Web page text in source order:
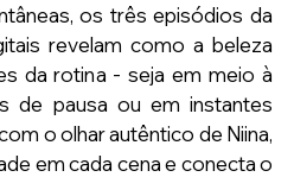
os três episódios da
revelam como a beleza
da rotina - seja em meio à
de pausa ou em instantes
o olhar autêntico de Niina,
em cada cena e conecta o